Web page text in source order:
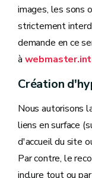
images, les sons
strictement
demande en ce
à
Création
Nous autorisons
liens en surface
d'accueil du site
Par contre, le
inclure tout ou